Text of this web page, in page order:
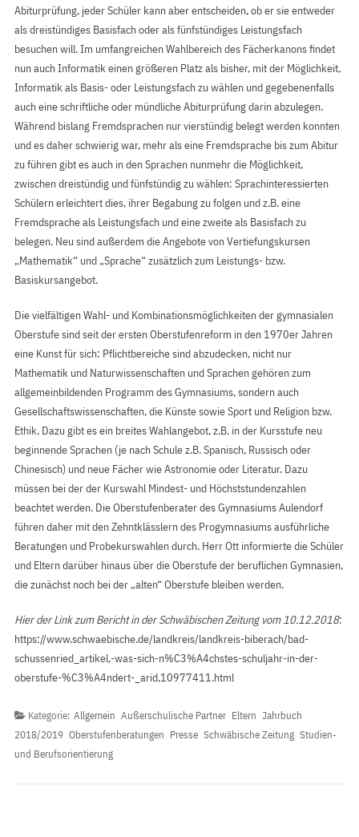
Abiturprüfung, jeder Schüler kann aber entscheiden, ob er sie entweder
als dreistündiges Basisfach oder als fünfstündiges Leistungsfach
besuchen will. Im umfangreichen Wahlbereich des Fächerkanons findet
nun auch Informatik einen größeren Platz als bisher, mit der Möglichkeit,
Informatik als Basis- oder Leistungsfach zu wählen und gegebenenfalls
auch eine schriftliche oder mündliche Abiturprüfung darin abzulegen.
Während bislang Fremdsprachen nur vierstündig belegt werden konnten
und es daher schwierig war, mehr als eine Fremdsprache bis zum Abitur
zu führen gibt es auch in den Sprachen nunmehr die Möglichkeit,
zwischen dreistündig und fünfstündig zu wählen: Sprachinteressierten
Schülern erleichtert dies, ihrer Begabung zu folgen und z.B. eine
Fremdsprache als Leistungsfach und eine zweite als Basisfach zu
belegen. Neu sind außerdem die Angebote von Vertiefungskursen
„Mathematik“ und „Sprache“ zusätzlich zum Leistungs- bzw.
Basiskursangebot.
Die vielfältigen Wahl- und Kombinationsmöglichkeiten der gymnasialen
Oberstufe sind seit der ersten Oberstufenreform in den 1970er Jahren
eine Kunst für sich: Pflichtbereiche sind abzudecken, nicht nur
Mathematik und Naturwissenschaften und Sprachen gehören zum
allgemeinbildenden Programm des Gymnasiums, sondern auch
Gesellschaftswissenschaften, die Künste sowie Sport und Religion bzw.
Ethik. Dazu gibt es ein breites Wahlangebot, z.B. in der Kursstufe neu
beginnende Sprachen (je nach Schule z.B. Spanisch, Russisch oder
Chinesisch) und neue Fächer wie Astronomie oder Literatur. Dazu
müssen bei der der Kurswahl Mindest- und Höchststundenzahlen
beachtet werden. Die Oberstufenberater des Gymnasiums Aulendorf
führen daher mit den Zehntklässlern des Progymnasiums ausführliche
Beratungen und Probekurswahlen durch. Herr Ott informierte die Schüler
und Eltern darüber hinaus über die Oberstufe der beruflichen Gymnasien,
die zunächst noch bei der „alten“ Oberstufe bleiben werden.
Hier der Link zum Bericht in der Schwäbischen Zeitung vom 10.12.2018:
https://www.schwaebische.de/landkreis/landkreis-biberach/bad-
schussenried_artikel,-was-sich-n%C3%A4chstes-schuljahr-in-der-
oberstufe-%C3%A4ndert-_arid,10977411.html
Kategorie: Allgemein Außerschulische Partner Eltern Jahrbuch
2018/2019 Oberstufenberatungen Presse Schwäbische Zeitung Studien-
und Berufsorientierung